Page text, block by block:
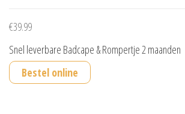
€39.99
Snel leverbare Badcape & Rompertje 2 maanden
Bestel online